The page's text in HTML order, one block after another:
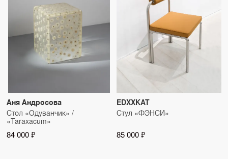
Аня Андросова
Стол «Одуванчик» /
«Taraxacum»
84 000 ₽
EDXXKAT
Стул «ФЭНСИ»
85 000 ₽